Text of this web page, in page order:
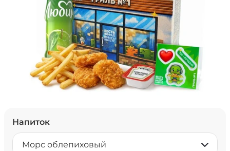
Напиток
Морс облепиховый